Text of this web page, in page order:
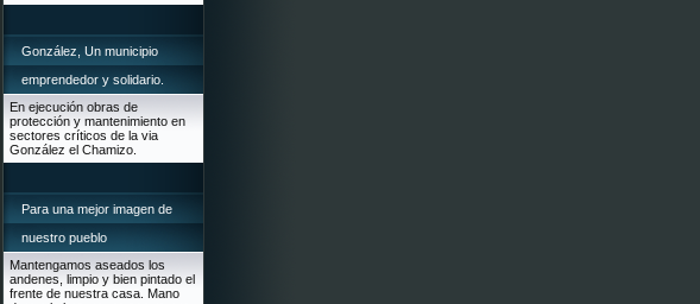
González, Un municipio
emprendedor y solidario.
En ejecución obras de
protección y mantenimiento en
sectores críticos de la via
González el Chamizo.
Para una mejor imagen de
nuestro pueblo
Mantengamos aseados los
andenes, limpio y bien pintado el
frente de nuestra casa. Mano